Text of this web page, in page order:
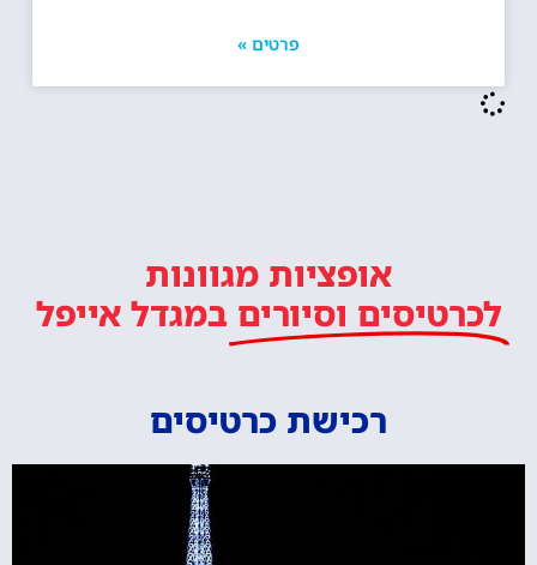
פרטים »
אופציות מגוונות
לכרטיסים וסיורים במגדל אייפל
רכישת כרטיסים